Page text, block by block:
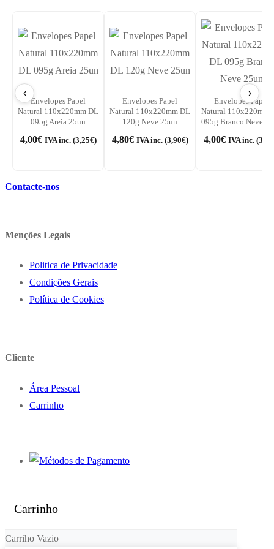
Envelopes Papel
Natural 110x220mm DL
095g Areia 25un
4,00€ IVA inc. (3,25€)
Envelopes Papel
Natural 110x220mm DL
120g Neve 25un
4,80€ IVA inc. (3,90€)
Envelopes Papel
Natural 110x220mm
095g Branco Neve
4,00€ IVA inc. (3,25
‹ ›
Contacte-nos
Menções Legais
Politica de Privacidade
Condições Gerais
Política de Cookies
Cliente
Área Pessoal
Carrinho
Carrinho
Carriho Vazio